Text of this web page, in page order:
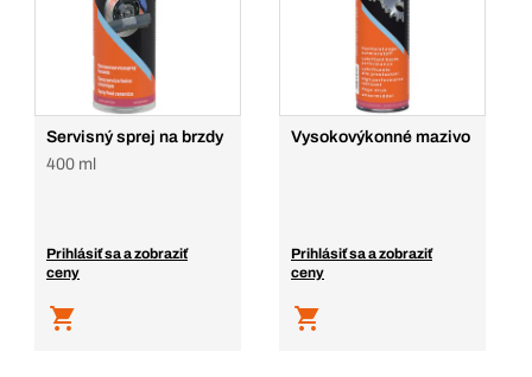
Servisný sprej na brzdy
400 ml
Prihlásiť sa a zobraziť
ceny
Vysokovýkonné mazivo
Prihlásiť sa a zobraziť
ceny